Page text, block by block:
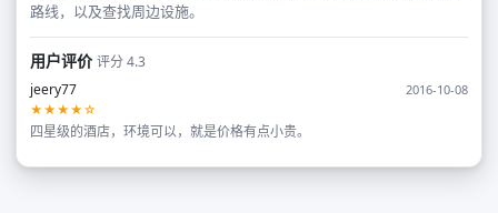
路线，以及查找周边设施。
用户评价评分 4.3
jeery77
2016-10-08
★★★★☆
四星级的酒店，环境可以，就是价格有点小贵。